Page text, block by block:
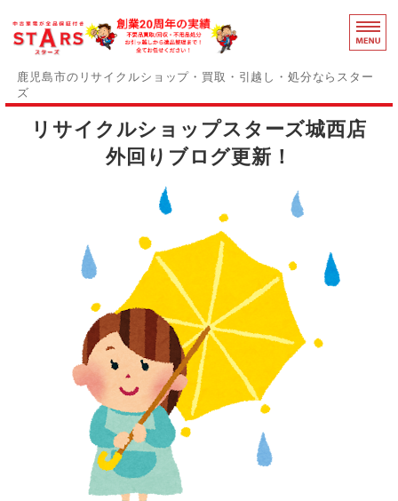
鹿児島の
鹿児島市のリサイクルショップ・買取・引越し・処分ならスター
ズ
スターズの誇りと強み
障がい者支援事業部
お問い合わせ
リサイクルショップスターズ城西店
外回りブログ更新！